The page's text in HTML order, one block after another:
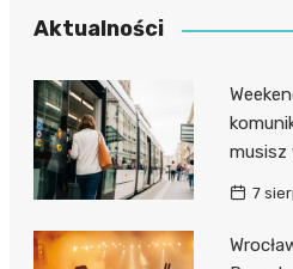
miasta
Policja
Aktualności
musisz
7